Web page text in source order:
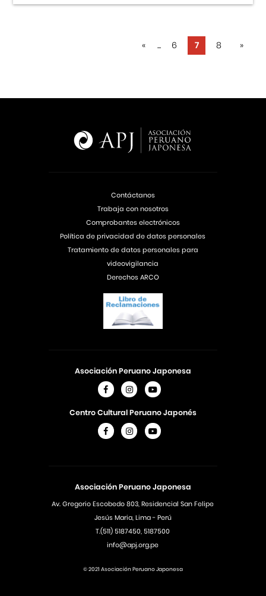
« ... 6 7 8 »
Asociación Peruano Japonesa
Av. Gregorio Escobedo 803, Residencial San Felipe
Jesús Maria, Lima - Perú
T.(511) 5187450, 5187500
info@apj.org.pe
Asociación Peruano Japonesa
Centro Cultural Peruano Japonés
Contáctanos
Trabaja con nosotros
Comprobantes electrónicos
Política de privacidad de datos personales
Tratamiento de datos personales para
videovigilancia
Derechos ARCO
© 2021 Asociación Peruano Japonesa